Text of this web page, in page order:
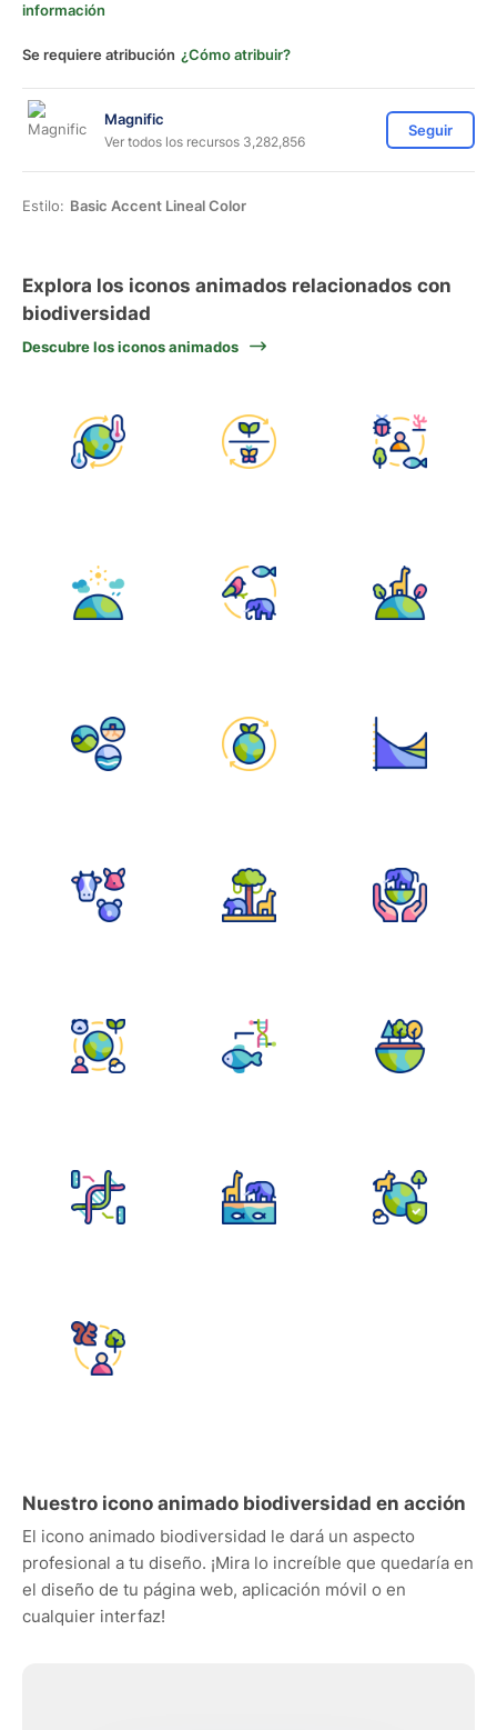
información
Se requiere atribución ¿Cómo atribuir?
Magnific
Ver todos los recursos 3,282,856
Seguir
Estilo: Basic Accent Lineal Color
Explora los iconos animados relacionados con
biodiversidad
Descubre los iconos animados
Nuestro icono animado biodiversidad en acción
El icono animado biodiversidad le dará un aspecto
profesional a tu diseño. ¡Mira lo increíble que quedaría en
el diseño de tu página web, aplicación móvil o en
cualquier interfaz!